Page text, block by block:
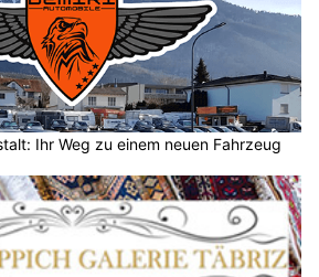
Ihr Weg zu einem neuen Fahrzeug